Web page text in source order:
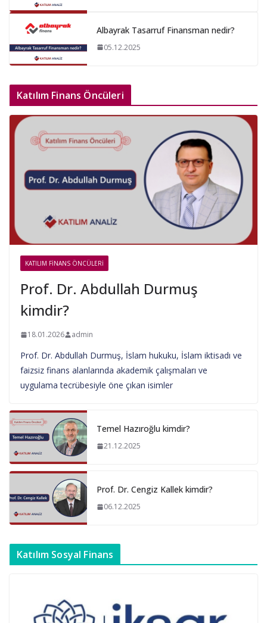
Albayrak Tasarruf Finansman nedir?
05.12.2025
Katılım Finans Öncüleri
KATILIM FINANS ÖNCÜLERI
Prof. Dr. Abdullah Durmuş
kimdir?
18.01.2026 admin
Prof. Dr. Abdullah Durmuş, İslam hukuku, İslam iktisadı ve
faizsiz finans alanlarında akademik çalışmaları ve
uygulama tecrübesiyle öne çıkan isimler
Temel Hazıroğlu kimdir?
21.12.2025
Prof. Dr. Cengiz Kallek kimdir?
06.12.2025
Katılım Sosyal Finans